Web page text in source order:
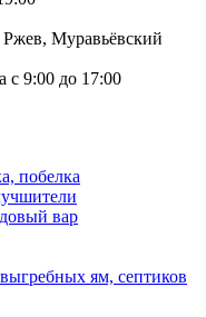
Ржев, Муравьёвский
с 9:00 до 17:00
побелка
вар
ям, септиков